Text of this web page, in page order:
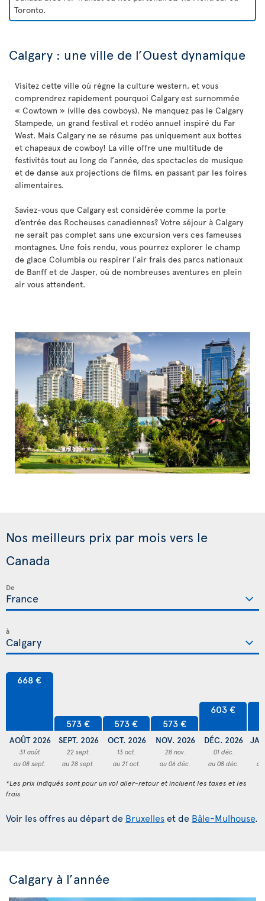
Toronto.
Calgary : une ville de l’Ouest dynamique
Visitez cette ville où règne la culture western, et vous
comprendrez rapidement pourquoi Calgary est surnommée
« Cowtown » (ville des cowboys). Ne manquez pas le Calgary
Stampede, un grand festival et rodéo annuel inspiré du Far
West. Mais Calgary ne se résume pas uniquement aux bottes
et chapeaux de cowboy! La ville offre une multitude de
festivités tout au long de l’année, des spectacles de musique
et de danse aux projections de films, en passant par les foires
alimentaires.
Saviez-vous que Calgary est considérée comme la porte
d’entrée des Rocheuses canadiennes? Votre séjour à Calgary
ne serait pas complet sans une excursion vers ces fameuses
montagnes. Une fois rendu, vous pourrez explorer le champ
de glace Columbia ou respirer l’air frais des parcs nationaux
de Banff et de Jasper, où de nombreuses aventures en plein
air vous attendent.
Nos meilleurs prix par mois vers le
Canada
De
à
668 €
AOÛT 2026
31 août
au 08 sept.
573 €
SEPT. 2026
22 sept.
au 28 sept.
573 €
OCT. 2026
13 oct.
au 21 oct.
573 €
NOV. 2026
28 nov.
au 06 déc.
603 €
DÉC. 2026
01 déc.
au 08 déc.
*Les prix indiqués sont pour un vol aller-retour et incluent les taxes et les
frais
Voir les offres au départ de Bruxelles et de Bâle-Mulhouse.
Calgary à l’année